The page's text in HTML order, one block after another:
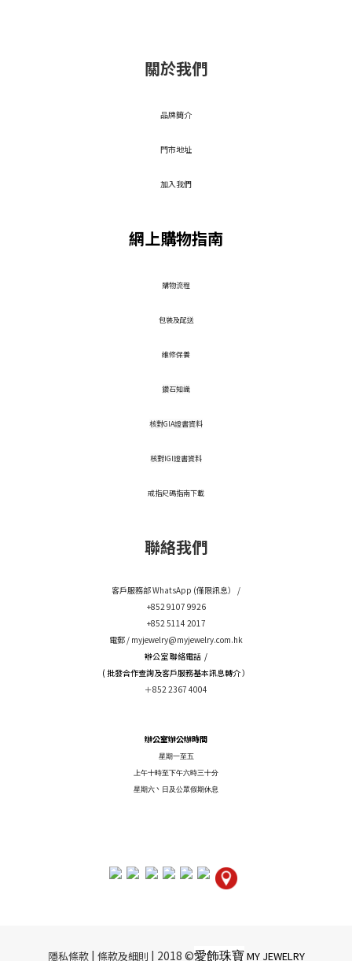
關於我們
品牌簡介
門市地址
加入我們
網上購物指南
​購物流程
包裝及配送
維修保養
鑽石知識
核對GIA證書資料
核對IGI證書資料
戒指尺碼指南下載
聯絡我們
客戶服務部 WhatsApp (僅限訊息） /
+852 9107 9926
+852 5114 2017
電郵 / myjewelry@myjewelry.com.hk
辦公室 聯絡電話 /
( 批發合作查詢及客戶服務基本訊息轉介 ）
＋852 2367 4004
辦公室辦公辦時間
星期一至五
上午十時至下午六時三十分
星期六丶日及公眾假期休息
隱私條款|​ ​ 條款及細則 | 2018 ©愛飾珠寶MY JEWELRY